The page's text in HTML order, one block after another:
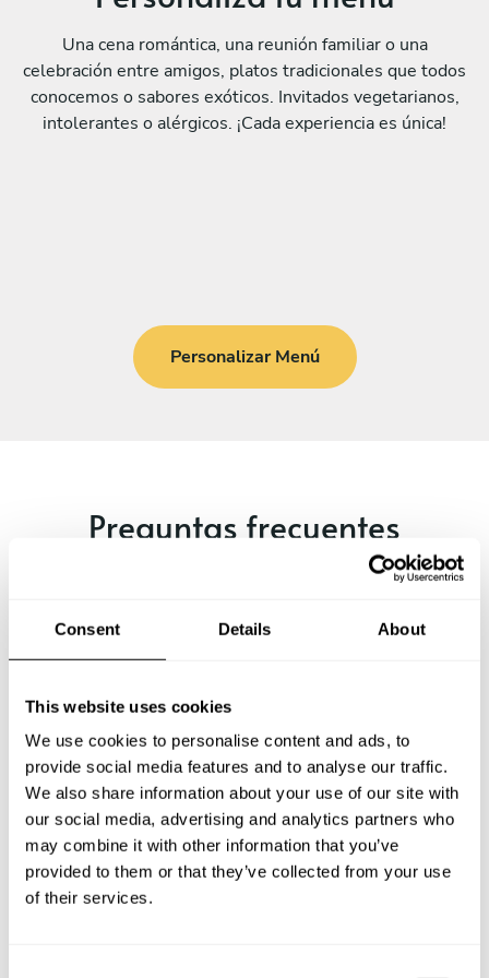
Consent Details About
This website uses cookies
We use cookies to personalise content and ads, to
provide social media features and to analyse our traffic.
We also share information about your use of our site with
our social media, advertising and analytics partners who
may combine it with other information that you’ve
provided to them or that they’ve collected from your use
of their services.
Una cena romántica, una reunión familiar o una
celebración entre amigos, platos tradicionales que todos
conocemos o sabores exóticos. Invitados vegetarianos,
intolerantes o alérgicos. ¡Cada experiencia es única!
Personalizar Menú
Preguntas frecuentes
Estas son las preguntas más frecuentes sobre Chef a
Quibdó?
¿Cuánto cuesta un Chef a Domicilio en Quibdó?
¿Cómo puedo reservar un Chef a Domicilio en Quibdó?